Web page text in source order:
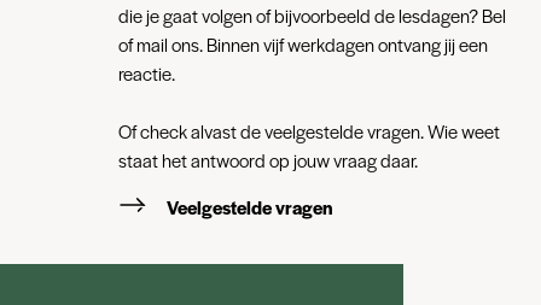
die je gaat volgen of bijvoorbeeld de lesdagen? Bel
of mail ons. Binnen vijf werkdagen ontvang jij een
reactie.
Of check alvast de veelgestelde vragen. Wie weet
staat het antwoord op jouw vraag daar.
Veelgestelde vragen